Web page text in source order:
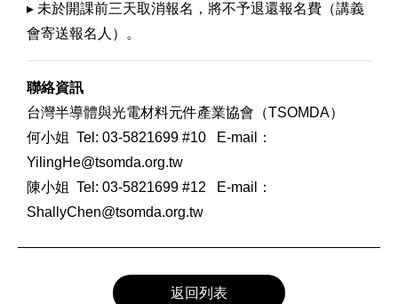
▸ 未於開課前三天取消報名，將不予退還報名費（講義
會寄送報名人）。
聯絡資訊
台灣半導體與光電材料元件產業協會（TSOMDA）
何小姐 Tel: 03-5821699 #10 E-mail：
YilingHe@tsomda.org.tw
陳小姐 Tel: 03-5821699 #12 E-mail：
ShallyChen@tsomda.org.tw
返回列表